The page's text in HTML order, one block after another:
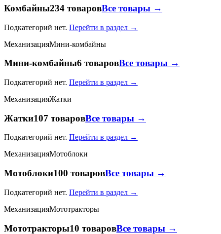
Комбайны234 товаровВсе товары →
Подкатегорий нет. Перейти в раздел →
МеханизацияМини-комбайны
Мини-комбайны6 товаровВсе товары →
Подкатегорий нет. Перейти в раздел →
МеханизацияЖатки
Жатки107 товаровВсе товары →
Подкатегорий нет. Перейти в раздел →
МеханизацияМотоблоки
Мотоблоки100 товаровВсе товары →
Подкатегорий нет. Перейти в раздел →
МеханизацияМототракторы
Мототракторы10 товаровВсе товары →